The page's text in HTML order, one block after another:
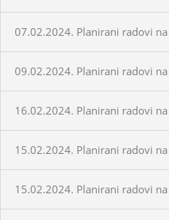
07.02.2024. Planirani radovi
09.02.2024. Planirani radovi
16.02.2024. Planirani radovi
15.02.2024. Planirani radovi
15.02.2024. Planirani radovi